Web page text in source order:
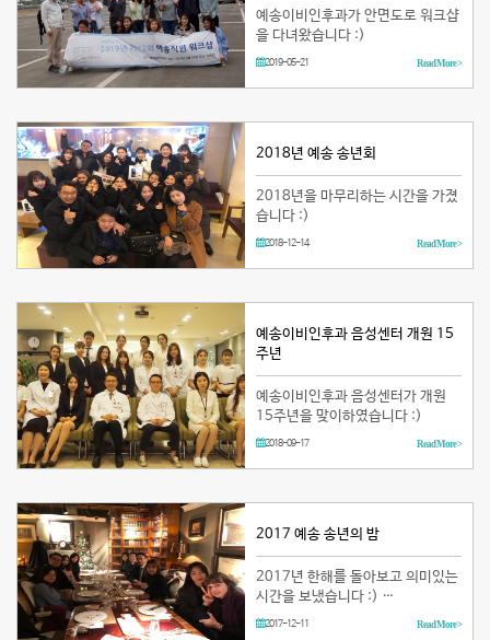
예송이비인후과가 안면도로 워크샵
을 다녀왔습니다 :)
2019-05-21 Read More >
2018년 예송 송년회
2018년을 마무리하는 시간을 가졌
습니다 :)
2018-12-14 Read More >
예송이비인후과 음성센터 개원 15
주년
예송이비인후과 음성센터가 개원
15주년을 맞이하였습니다 :)
2018-09-17 Read More >
2017 예송 송년의 밤
2017년 한해를 돌아보고 의미있는
시간을 보냈습니다 :) …
2017-12-11 Read More >